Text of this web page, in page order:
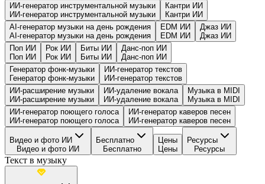
ИИ-генератор инструментальной музыки
ИИ-генератор инструментальной музыки
Кантри ИИ
Кантри ИИ
AI-генератор музыки на день рождения
AI-генератор музыки на день рождения
EDM ИИ
EDM ИИ
Джаз ИИ
Джаз ИИ
Поп ИИ
Поп ИИ
Рок ИИ
Рок ИИ
Биты ИИ
Биты ИИ
Данс-поп ИИ
Данс-поп ИИ
Генератор фонк-музыки
Генератор фонк-музыки
ИИ-генератор текстов
ИИ-генератор текстов
ИИ-расширение музыки
ИИ-расширение музыки
ИИ-удаление вокала
ИИ-удаление вокала
Музыка в MIDI
Музыка в MIDI
ИИ-генератор поющего голоса
ИИ-генератор поющего голоса
ИИ-генератор каверов песен
ИИ-генератор каверов песен
Видео и фото ИИ
Видео и фото ИИ
Бесплатно
Бесплатно
Цены
Цены
Ресурсы
Ресурсы
Текст в музыку